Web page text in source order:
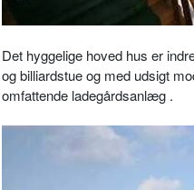
Det hyggelige hoved hus er
og billiardstue og med udsigt
omfattende ladegårdsanlæg .